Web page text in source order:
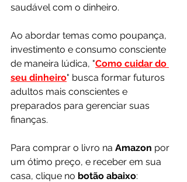
saudável com o dinheiro.
Ao abordar temas como poupança,
investimento e consumo consciente
de maneira lúdica, "Como cuidar do
seu dinheiro" busca formar futuros
adultos mais conscientes e
preparados para gerenciar suas
finanças.
Para comprar o livro na Amazon por
um ótimo preço, e receber em sua
casa, clique no botão abaixo: